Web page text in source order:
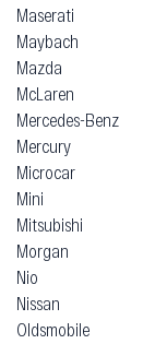
Maserati
Maybach
Mazda
McLaren
Mercedes-Benz
Mercury
Microcar
Mini
Mitsubishi
Morgan
Nio
Nissan
Oldsmobile